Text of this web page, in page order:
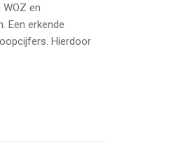
en
Een erkende
Hierdoor